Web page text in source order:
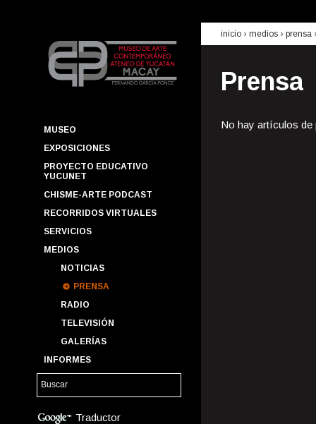
MUSEO
EXPOSICIONES
PROYECTO EDUCATIVO
YUCUNET
CHISME-ARTE PODCAST
RECORRIDOS VIRTUALES
SERVICIOS
MEDIOS
NOTICIAS
PRENSA
RADIO
TELEVISIÓN
GALERÍAS
INFORMES
Traductor
inicio › medios › prensa
Prensa
No hay artículos de